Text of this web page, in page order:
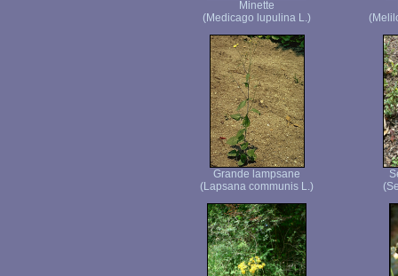
Minette
(Medicago lupulina L.)
Grande lampsane
(Lapsana communis L.)